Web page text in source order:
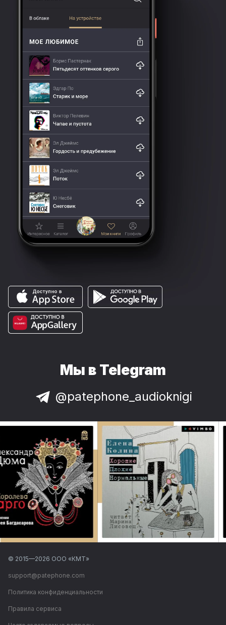
Мы в Telegram
@patephone_audioknigi
© 2015—2026 ООО «КМТ»
support@patephone.com
Политика конфиденциальности
Правила сервиса